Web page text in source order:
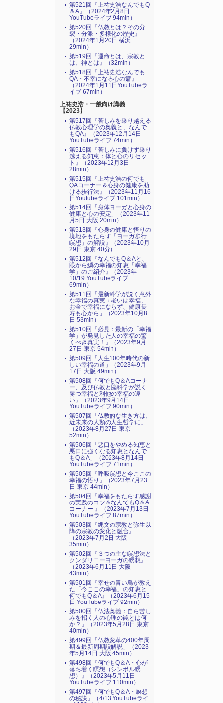
第521回『上祐史浩なんでもQ
＆A』（2024年2月8日
YouTubeライブ 94min）
第520回『仏教とは？その分
裂・分派・多様化の歴史』
（2024年1月20日 横浜
29min）
第519回『運命とは、宗教と
は、神とは』（32min）
第518回『上祐史浩なんでも
QA・不幸になる心の癖』
（2024年1月11日YouTubeラ
イブ 67min）
上祐史浩・一般向け講義
【2023】
第517回『苦しみを乗り越える
仏教心理学の奥義と、なんで
もQA』（2023年12月14日
YouTubeライブ 74min）
第516回『苦しみに負けず乗り
越える知恵：体と心のリセッ
ト』（2023年12月3日
28min）
第515回『上祐史浩の何でも
QAコーナー＆心身の健康を助
ける歩行法』（2023年11月16
日Youtubeライブ 101min）
第514回「身体ヨーガと心身の
健康と心の安定」（2023年11
月5日 大阪 20min）
第513回『心身の健康と悟りの
境地をもたらす「ヨーガ歩行
瞑想」の解説』（2023年10月
29日 東京 40分）
第512回『なんでもQ＆Aと、
眼から鱗の幸福の知恵「幸福
学」のご紹介』（2023年
10/19 YouTubeライブ
69min）
第511回「最新科学が説く意外
な幸福の真実：老いは幸福、
お金で幸福にならず、健康長
寿も心から」（2023年10月8
日 53min）
第510回『必見：最新の「幸福
学」が発見した人の幸福の驚
くべき真実！』（2023年9月
27日 東京 54min）
第509回「人生100年時代の新
しい幸福の道」（2023年9月
17日 大阪 49min）
第508回『何でもQ＆Aコーナ
ー、及び仏教と脳科学が説く
勝つ幸福と利他の幸福の違
い』（2023年9月14日
YouTubeライブ 90min）
第507回「仏教的な生き方は、
近未来の人類の人生哲学に」
（2023年8月27日 東京
52min）
第506回「悪口をやめる知恵と
悪口に強くなる知恵となんで
もQ＆A」（2023年8月14日
YouTubeライブ 71min）
第505回『呼吸瞑想と今ここの
幸福の悟り』（2023年7月23
日 東京 44min）
第504回『幸福をもたらす感謝
の実践のコツ＆なんでもQ＆A
コーナー 』（2023年7月13日
YouTubeライブ 87min）
第503回『縄文の宗教と弥生以
降の宗教の変化と融合』
（2023年7月2日 大阪
35min）
第502回『３つの主な瞑想法と
クンダリニーヨーガの瞑想』
（2023年6月11日 大阪
43min）
第501回『幸せの青い鳥が教え
た「今ここの幸福」の知恵と
何でもQ＆A』（2023年6月15
日 YouTubeライブ 92min）
第500回『仏法奥義：自ら苦し
みを招く人の心理の罠とは何
か？』（2023年5月28日 東京
40min）
第499回「仏教変革の400年周
期＆最新周期説解説」（2023
年5月14日 大阪 45min）
第498回『何でもQ＆A・心が
落ち着く瞑想（シンボル瞑
想）』（2023年5月11日
YouTubeライブ 110min）
第497回『何でもQ＆A・瞑想
の秘訣』（4/13 YouTubeライ